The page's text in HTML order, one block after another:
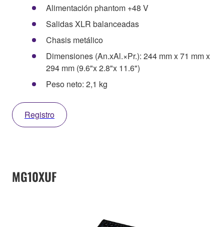
Alimentación phantom +48 V
Salidas XLR balanceadas
Chasis metálico
Dimensiones (An.xAl.×Pr.): 244 mm x 71 mm x
294 mm (9.6"x 2.8"x 11.6")
Peso neto: 2,1 kg
Registro
MG10XUF